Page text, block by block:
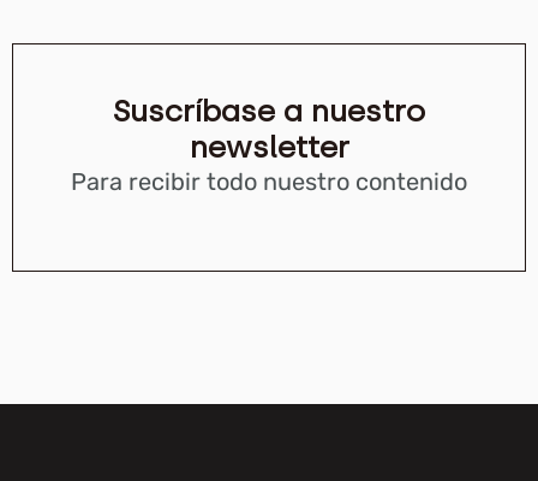
Suscríbase a nuestro
newsletter
Para recibir todo nuestro contenido